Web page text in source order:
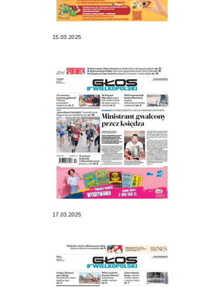
15.03.2025
17.03.2025